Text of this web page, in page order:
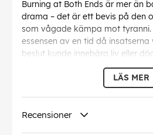
Burning at Both Ends är mer än
drama – det är ett bevis på den
som vågade kämpa mot tyranni.
essensen av en tid då
beslut kunde innebära liv eller
berättelse och fängslande
film en gripande inblick i en av
Den här filmen är perfekt för
LÄS MER
Recensioner